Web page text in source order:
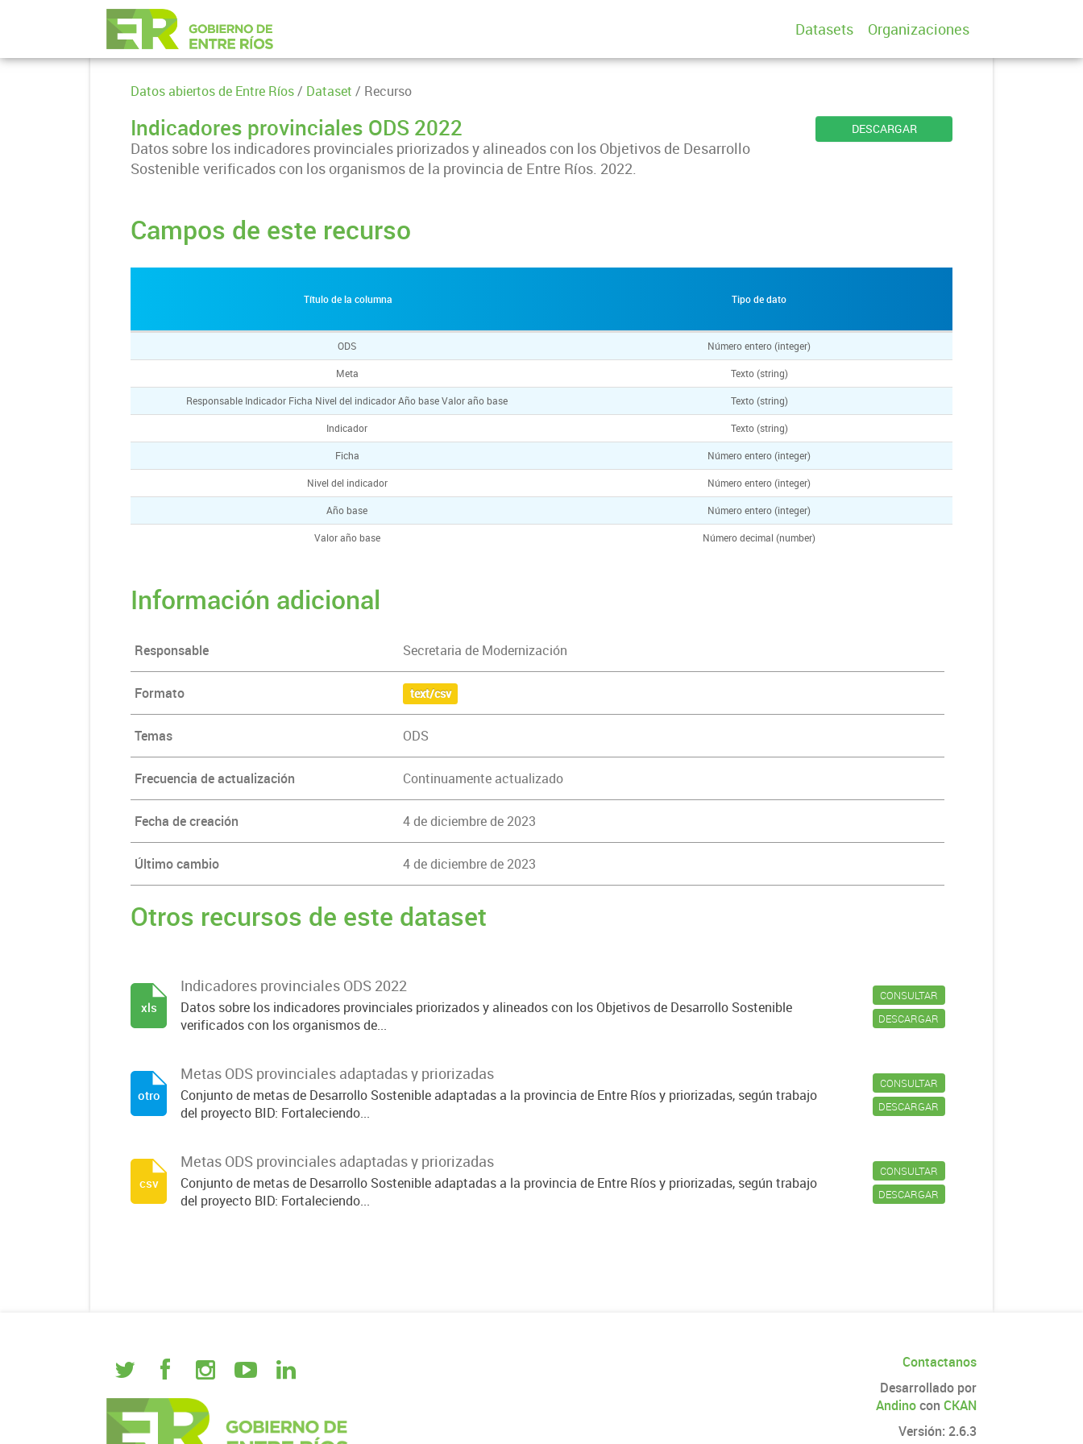
Datasets Organizaciones
Datos abiertos de Entre Ríos/ Dataset / Recurso
Indicadores provinciales ODS 2022
Datos sobre los indicadores provinciales priorizados y alineados con los Objetivos de Desarrollo
Sostenible verificados con los organismos de la provincia de Entre Ríos. 2022.
DESCARGAR
Campos de este recurso
Título de la columna Tipo de dato
ODS Número entero (integer)
Meta Texto (string)
Responsable Indicador Ficha Nivel del indicador Año base Valor año base Texto (string)
Indicador Texto (string)
Ficha Número entero (integer)
Nivel del indicador Número entero (integer)
Año base Número entero (integer)
Valor año base Número decimal (number)
Información adicional
Responsable Secretaria de Modernización
Formato text/csv
Temas ODS
Frecuencia de actualización Continuamente actualizado
Fecha de creación 4 de diciembre de 2023
Último cambio 4 de diciembre de 2023
Otros recursos de este dataset
CONSULTAR
DESCARGAR
Indicadores provinciales ODS 2022
Datos sobre los indicadores provinciales priorizados y alineados con los Objetivos de Desarrollo Sostenible
verificados con los organismos de...
xls
CONSULTAR
DESCARGAR
Metas ODS provinciales adaptadas y priorizadas
Conjunto de metas de Desarrollo Sostenible adaptadas a la provincia de Entre Ríos y priorizadas, según trabajo
del proyecto BID: Fortaleciendo...
otro
CONSULTAR
DESCARGAR
Metas ODS provinciales adaptadas y priorizadas
Conjunto de metas de Desarrollo Sostenible adaptadas a la provincia de Entre Ríos y priorizadas, según trabajo
del proyecto BID: Fortaleciendo...
csv
Contactanos
Desarrollado por
Andinocon CKAN
Versión: 2.6.3